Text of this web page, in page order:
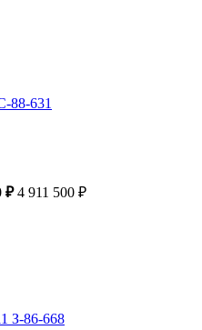
88-631
₽ 4 911 500 ₽
З-86-668